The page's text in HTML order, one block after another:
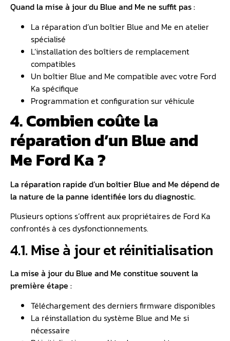
Quand la mise à jour du Blue and Me ne suffit pas :
La réparation d’un boîtier Blue and Me en atelier
spécialisé
L’installation des boîtiers de remplacement
compatibles
Un boîtier Blue and Me compatible avec votre Ford
Ka spécifique
Programmation et configuration sur véhicule
4. Combien coûte la
réparation d’un Blue and
Me Ford Ka ?
La réparation rapide d’un boîtier Blue and Me dépend de
la nature de la panne identifiée lors du diagnostic.
Plusieurs options s’offrent aux propriétaires de Ford Ka
confrontés à ces dysfonctionnements.
4.1. Mise à jour et réinitialisation
La mise à jour du Blue and Me constitue souvent la
première étape :
Téléchargement des derniers firmware disponibles
La réinstallation du système Blue and Me si
nécessaire